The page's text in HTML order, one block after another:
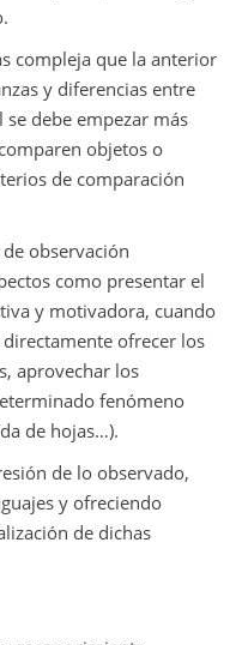
compleja que la anterior
y diferencias entre
debe empezar más
objetos o
de comparación
observación
como presentar el
y motivadora, cuando
ofrecer los
aprovechar los
fenómeno
de hojas…).
de lo observado,
y ofreciendo
de dichas